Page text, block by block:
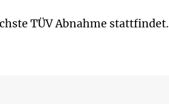
TÜV Abnahme stattfindet.